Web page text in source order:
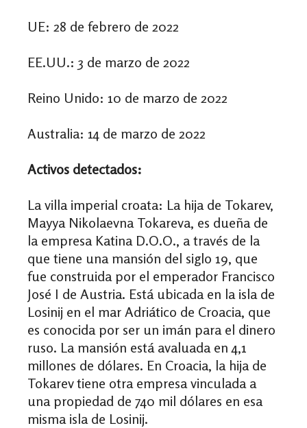
UE: 28 de febrero de 2022
EE.UU.: 3 de marzo de 2022
Reino Unido: 10 de marzo de 2022
Australia: 14 de marzo de 2022
Activos detectados:
La villa imperial croata: La hija de Tokarev,
Mayya Nikolaevna Tokareva, es dueña de
la empresa Katina D.O.O., a través de la
que tiene una mansión del siglo 19, que
fue construida por el emperador Francisco
José I de Austria. Está ubicada en la isla de
Losinij en el mar Adriático de Croacia, que
es conocida por ser un imán para el dinero
ruso. La mansión está avaluada en 4,1
millones de dólares. En Croacia, la hija de
Tokarev tiene otra empresa vinculada a
una propiedad de 740 mil dólares en esa
misma isla de Losinij.